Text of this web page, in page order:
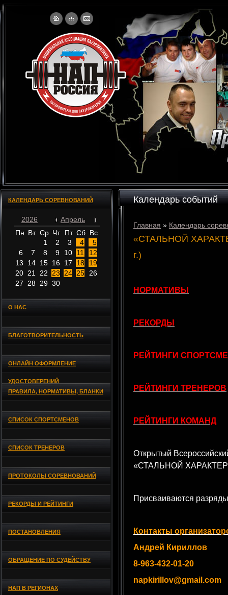
КАЛЕНДАРЬ СОРЕВНОВАНИЙ
2026
Апрель
Пн Вт Ср Чт Пт Сб Вс
1
2 3 4
5
6
7 8 9 10 11
12
13
14 15 16 17 18
19
20 21 22 23 24 25
26
27
28 29 30
О НАС
БЛАГОТВОРИТЕЛЬНОСТЬ
ОНЛАЙН ОФОРМЛЕНИЕ
УДОСТОВЕРЕНИЙ
ПРАВИЛА, НОРМАТИВЫ, БЛАНКИ
СПИСОК СПОРТСМЕНОВ
СПИСОК ТРЕНЕРОВ
ПРОТОКОЛЫ СОРЕВНОВАНИЙ
РЕКОРДЫ И РЕЙТИНГИ
ПОСТАНОВЛЕНИЯ
ОБРАЩЕНИЕ ПО СУДЕЙСТВУ
НАП В РЕГИОНАХ
Календарь событий
Главная » Календарь
«СТАЛЬНОЙ
г.)
НОРМАТИВЫ
РЕКОРДЫ
РЕЙТИНГИ
РЕЙТИНГИ ТРЕНЕРОВ
РЕЙТИНГИ КОМАНД
Открытый
«СТАЛЬНОЙ ХАРАКТЕР -
Присваиваются
Контакты
Андрей Кириллов
8-963-432-01-20
napkirillov@gmail.com